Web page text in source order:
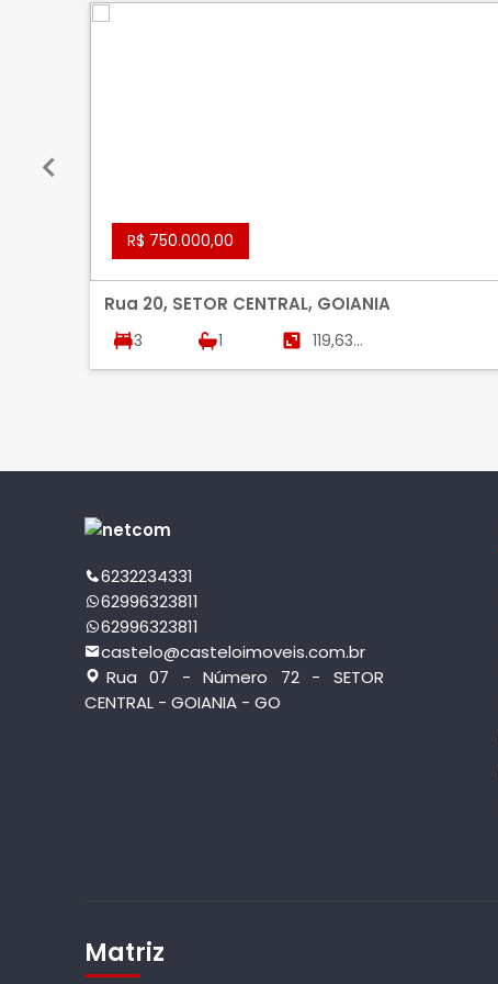
R$ 750.000,00
Rua 20, SETOR CENTRAL, GOIANIA
3 1
119,63
m²
6232234331
62996323811
62996323811
castelo@casteloimoveis.com.br
Rua 07 - Número 72 - SETOR
CENTRAL - GOIANIA - GO
Matriz